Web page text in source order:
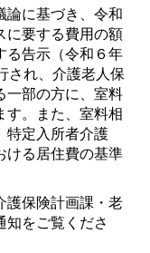
に基づき、令和
に要する費用の額
る告示（令和６年
され、介護老人保
一部の方に、室料
す。また、室料相
特定入所者介護
ける居住費の基準
保険計画課・老
知をご覧くださ